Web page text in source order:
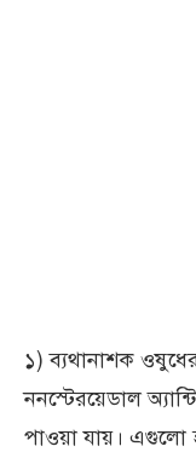
১) ব্যথানাশক
ননস্টেরয়েডাল
পাওয়া যায়।